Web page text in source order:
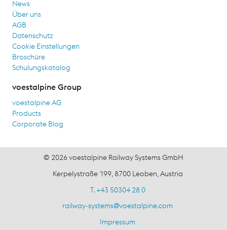
News
Über uns
AGB
Datenschutz
Cookie Einstellungen
Broschüre
Schulungskatalog
voestalpine Group
voestalpine AG
Products
Corporate Blog
© 2026 voestalpine Railway Systems GmbH
Kerpelystraße 199, 8700 Leoben, Austria
T. +43 50304 28 0
railway-systems@voestalpine.com
Impressum